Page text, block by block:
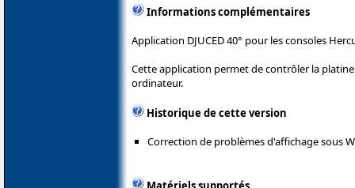
Informations complémentaires
Application DJUCED 40° pour les consoles
Cette application permet de contrôler la
ordinateur.
Historique de cette version
Correction de problèmes d'affichage sous